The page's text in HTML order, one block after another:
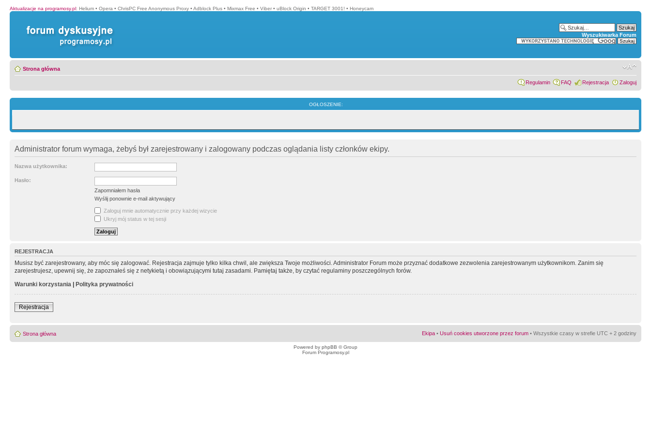
Aktualizacje na programosy.pl: Helium • Opera • ChrisPC Free Anonymous Proxy • Adblock Plus • Mixmax Free • Viber • uBlock Origin • TARGET 3001! • Honeycam
Wyszukiwarka Forum
Strona główna
Regulamin FAQ Rejestracja Zaloguj
OGŁOSZENIE:
Administrator forum wymaga, żebyś był zarejestrowany i zalogowany podczas oglądania listy członków ekipy.
Nazwa użytkownika:
Hasło:
Zapomniałem hasła
Wyślij ponownie e-mail aktywujący
Zaloguj mnie automatycznie przy każdej wizycie
Ukryj mój status w tej sesji
REJESTRACJA
Musisz być zarejestrowany, aby móc się zalogować. Rejestracja zajmuje tylko kilka chwil, ale zwiększa Twoje możliwości. Administrator Forum może przyznać dodatkowe zezwolenia zarejestrowanym użytkownikom. Zanim się
zarejestrujesz, upewnij się, że zapoznałeś się z netykietą i obowiązującymi tutaj zasadami. Pamiętaj także, by czytać regulaminy poszczególnych forów.
Warunki korzystania | Polityka prywatności
Rejestracja
Strona główna Ekipa • Usuń cookies utworzone przez forum • Wszystkie czasy w strefie UTC + 2 godziny
Powered by phpBB © Group
Forum Programosy.pl